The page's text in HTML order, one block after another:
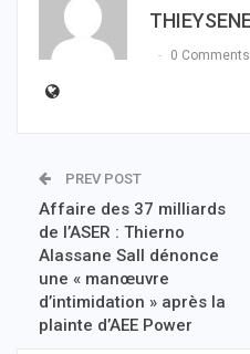
0 Comments
PREV POST
Affaire des 37 milliards
de l’ASER : Thierno
Alassane Sall dénonce
une « manœuvre
d’intimidation » après la
plainte d’AEE Power